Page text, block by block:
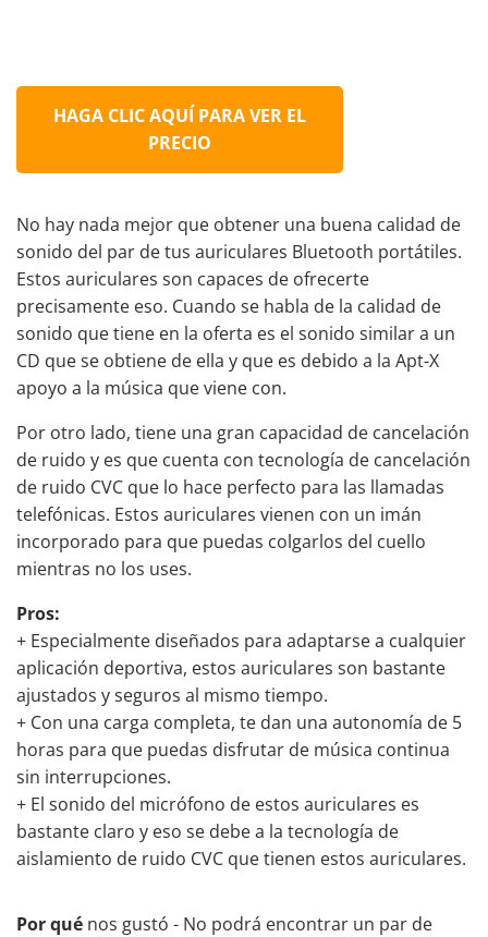
HAGA CLIC AQUÍ PARA VER EL
PRECIO
No hay nada mejor que obtener una buena calidad de
sonido del par de tus auriculares Bluetooth portátiles.
Estos auriculares son capaces de ofrecerte
precisamente eso. Cuando se habla de la calidad de
sonido que tiene en la oferta es el sonido similar a un
CD que se obtiene de ella y que es debido a la Apt-X
apoyo a la música que viene con.
Por otro lado, tiene una gran capacidad de cancelación
de ruido y es que cuenta con tecnología de cancelación
de ruido CVC que lo hace perfecto para las llamadas
telefónicas. Estos auriculares vienen con un imán
incorporado para que puedas colgarlos del cuello
mientras no los uses.
Pros:
+ Especialmente diseñados para adaptarse a cualquier
aplicación deportiva, estos auriculares son bastante
ajustados y seguros al mismo tiempo.
+ Con una carga completa, te dan una autonomía de 5
horas para que puedas disfrutar de música continua
sin interrupciones.
+ El sonido del micrófono de estos auriculares es
bastante claro y eso se debe a la tecnología de
aislamiento de ruido CVC que tienen estos auriculares.
Por qué nos gustó - No podrá encontrar un par de